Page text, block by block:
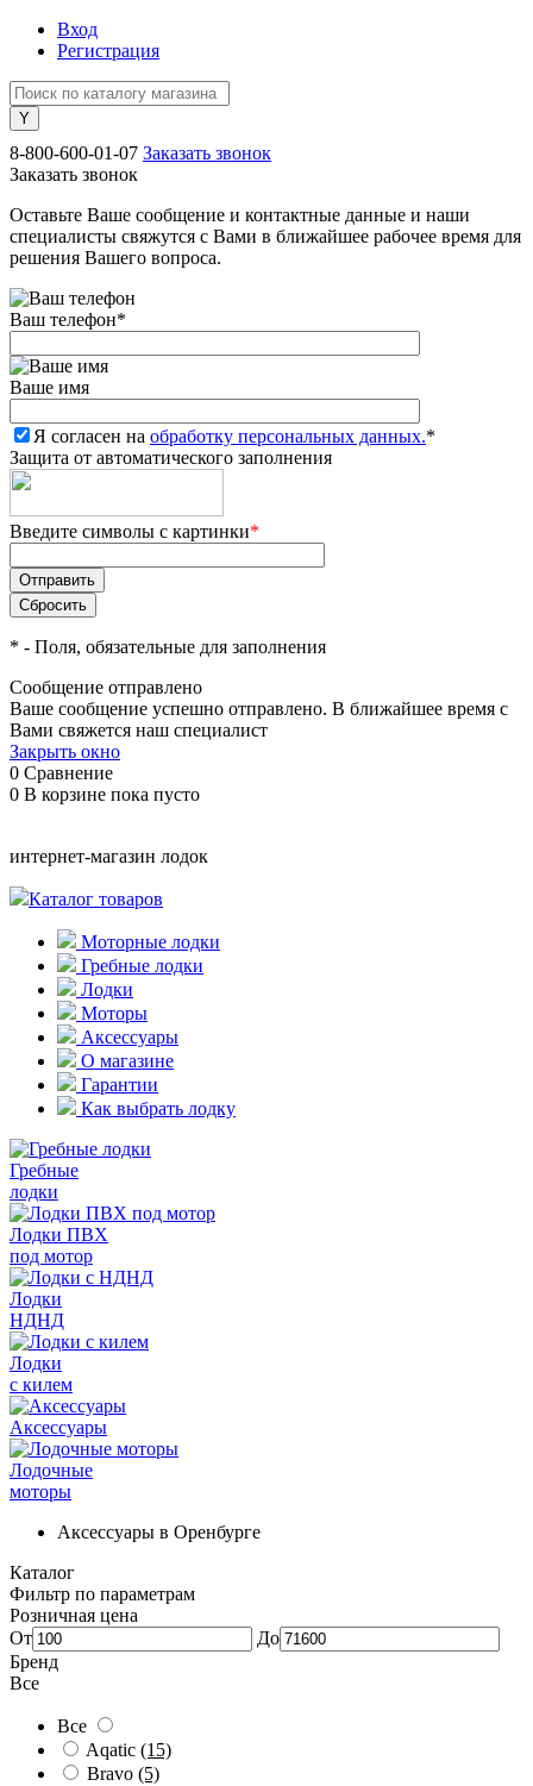
Вход
Регистрация
8-800-600-01-07 Заказать звонок
Заказать звонок
Оставьте Ваше сообщение и контактные данные и наши
специалисты свяжутся с Вами в ближайшее рабочее время для
решения Вашего вопроса.
Ваш телефон*
Ваше имя
Я согласен на обработку персональных данных.*
Защита от автоматического заполнения
Введите символы с картинки*
* - Поля, обязательные для заполнения
Сообщение отправлено
Ваше сообщение успешно отправлено. В ближайшее время с
Вами свяжется наш специалист
Закрыть окно
0 Сравнение
0 В корзине пока пусто
интернет-магазин лодок
Каталог товаров
Моторные лодки
Гребные лодки
Лодки
Моторы
Аксессуары
О магазине
Гарантии
Как выбрать лодку
Гребные
лодки
Лодки ПВХ
под мотор
Лодки
НДНД
Лодки
с килем
Аксессуары
Лодочные
моторы
Аксессуары в Оренбурге
Каталог
Фильтр по параметрам
Розничная цена
От
До
Бренд
Все
Все
Aqatic (15)
Bravo (5)